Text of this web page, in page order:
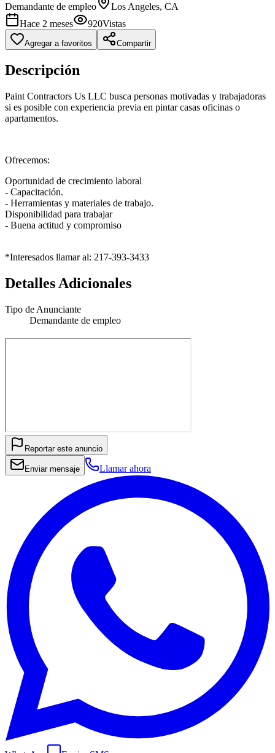
Demandante de empleo
Los Angeles, CA
Hace 2 meses
920Vistas
Agregar a favoritos Compartir
Descripción
Paint Contractors Us LLC busca personas motivadas y trabajadoras
si es posible con experiencia previa en pintar casas oficinas o
apartamentos.
Ofrecemos:
Oportunidad de crecimiento laboral
- Capacitación.
- Herramientas y materiales de trabajo.
Disponibilidad para trabajar
- Buena actitud y compromiso
*Interesados llamar al: 217-393-3433
Detalles Adicionales
Tipo de Anunciante
Demandante de empleo
Reportar este anuncio
Enviar mensaje Llamar ahora